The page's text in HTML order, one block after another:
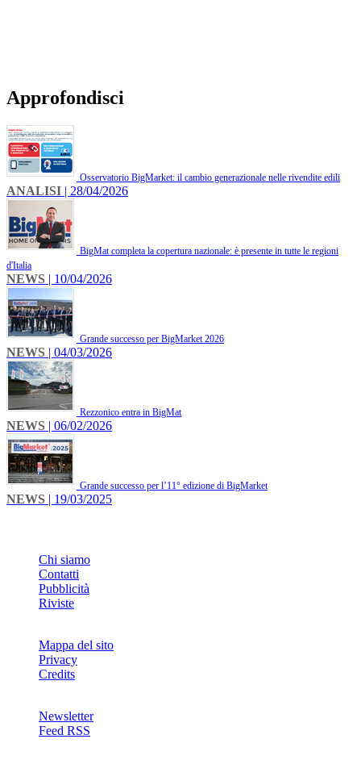
Approfondisci
Osservatorio BigMarket: il cambio generazionale nelle rivendite edili
ANALISI | 28/04/2026
BigMat completa la copertura nazionale: è presente in tutte le regioni
d'Italia
NEWS | 10/04/2026
Grande successo per BigMarket 2026
NEWS | 04/03/2026
Rezzonico entra in BigMat
NEWS | 06/02/2026
Grande successo per l’11° edizione di BigMarket
NEWS | 19/03/2025
Chi siamo
Contatti
Pubblicità
Riviste
Mappa del sito
Privacy
Credits
Newsletter
Feed RSS